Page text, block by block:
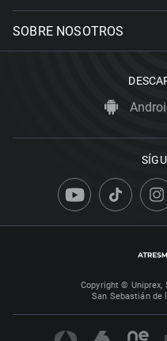
SOBRE NOSOTROS
Copyright © Uniprex,
San Sebastián de